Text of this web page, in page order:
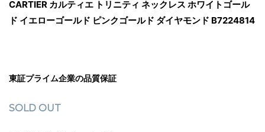
CARTIER カルティエ トリニティ ネックレス ホワイトゴール
ド イエローゴールド ピンクゴールド ダイヤモンド B7224814
東証プライム企業の品質保証
SOLD OUT